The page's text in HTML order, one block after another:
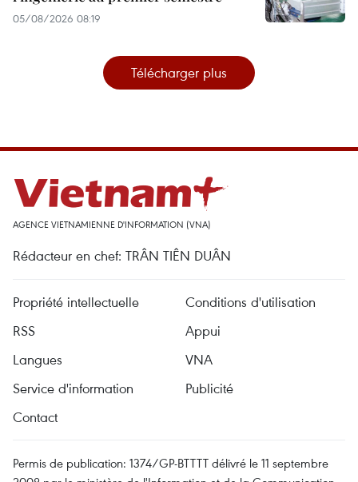
05/08/2026 08:19
Télécharger plus
AGENCE VIETNAMIENNE D'INFORMATION (VNA)
Rédacteur en chef: TRÂN TIÊN DUÂN
Propriété intellectuelle
Conditions d'utilisation
RSS
Appui
Langues
VNA
Service d'information
Publicité
Contact
Permis de publication: 1374/GP-BTTTT délivré le 11 septembre